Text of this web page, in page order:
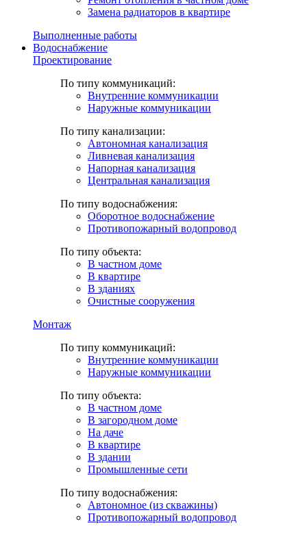
Замена радиаторов в квартире
Выполненные работы
Водоснабжение
Проектирование
По типу коммуникаций:
Внутренние коммуникации
Наружные коммуникации
По типу канализации:
Автономная канализация
Ливневая канализация
Напорная канализация
Центральная канализация
По типу водоснабжения:
Оборотное водоснабжение
Противопожарный водопровод
По типу объекта:
В частном доме
В квартире
В зданиях
Очистные сооружения
Монтаж
По типу коммуникаций:
Внутренние коммуникации
Наружные коммуникации
По типу объекта:
В частном доме
В загородном доме
На даче
В квартире
В здании
Промышленные сети
По типу водоснабжения:
Автономное (из скважины)
Противопожарный водопровод